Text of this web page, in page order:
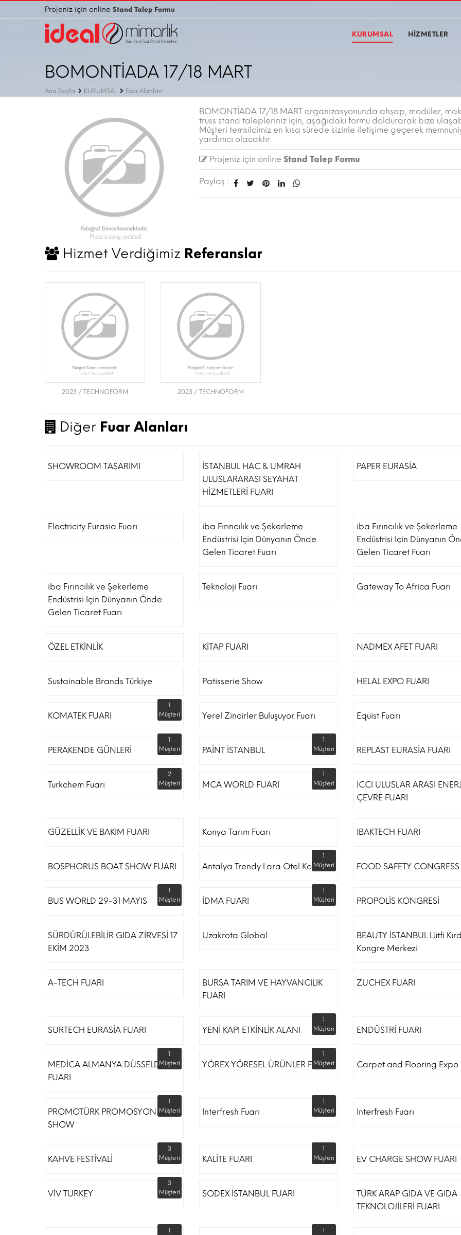
Projeniz için online Stand Talep Formu
KURUMSAL HİZMETLER
BOMONTİADA 17/18 MART
Ana Sayfa KURUMSAL Fuar Alanları
BOMONTİADA 17/18 MART organizasyonunda ahşap, modüler,
truss stand talepleriniz için, aşağıdaki formu doldurarak bize
Müşteri temsilcimiz en kısa sürede sizinle iletişime geçerek
yardımcı olacaktır.
Projeniz için online Stand Talep Formu
Paylaş :
Hizmet Verdiğimiz Referanslar
2023 / TECHNOFORM 2023 / TECHNOFORM
Diğer Fuar Alanları
SHOWROOM TASARIMI
İSTANBUL HAC & UMRAH
ULUSLARARASI SEYAHAT
HİZMETLERİ FUARI
PAPER EURASİA
Electricity Eurasia Fuarı
iba Fırıncılık ve Şekerleme
Endüstrisi Için Dünyanın Önde
Gelen Ticaret Fuarı
iba Fırıncılık ve Şekerleme
Endüstrisi Için Dünyanın
Gelen Ticaret Fuarı
iba Fırıncılık ve Şekerleme
Endüstrisi Için Dünyanın Önde
Gelen Ticaret Fuarı
Teknoloji Fuarı Gateway To Africa Fuarı
ÖZEL ETKİNLİK KİTAP FUARI NADMEX AFET FUARI
Sustainable Brands Türkiye Patisserie Show HELAL EXPO FUARI
KOMATEK FUARI
1
Müşteri
Yerel Zincirler Buluşuyor Fuarı Equist Fuarı
PERAKENDE GÜNLERİ
1
Müşteri
PAİNT İSTANBUL
1
Müşteri
REPLAST EURASİA FUARI
Turkchem Fuarı
2
Müşteri
MCA WORLD FUARI
1
Müşteri
ICCI ULUSLAR ARASI
ÇEVRE FUARI
GÜZELLİK VE BAKIM FUARI Konya Tarım Fuarı IBAKTECH FUARI
BOSPHORUS BOAT SHOW FUARI Antalya Trendy Lara Otel Kongre
1
Müşteri
FOOD SAFETY CONGRESS
BUS WORLD 29-31 MAYIS
1
Müşteri
İDMA FUARI
1
Müşteri
PROPOLİS KONGRESİ
SÜRDÜRÜLEBİLİR GIDA ZİRVESİ 17
EKİM 2023
Uzakrota Global
BEAUTY İSTANBUL Lütfi
Kongre Merkezi
A-TECH FUARI
BURSA TARIM VE HAYVANCILIK
FUARI
ZUCHEX FUARI
SURTECH EURASİA FUARI YENİ KAPI ETKİNLİK ALANI
1
Müşteri
ENDÜSTRİ FUARI
MEDİCA ALMANYA DÜSSELDORF
FUARI
1
Müşteri
YÖREX YÖRESEL ÜRÜNLER FUARI
1
Müşteri
Carpet and Flooring Expo
PROMOTÜRK PROMOSYON
SHOW
1
Müşteri
Interfresh Fuarı
1
Müşteri
Interfresh Fuarı
KAHVE FESTİVALİ
3
Müşteri
KALİTE FUARI
1
Müşteri
EV CHARGE SHOW FUARI
VİV TURKEY
3
Müşteri
SODEX İSTANBUL FUARI
TÜRK ARAP GIDA VE GIDA
TEKNOLOJİLERİ FUARI
1
1